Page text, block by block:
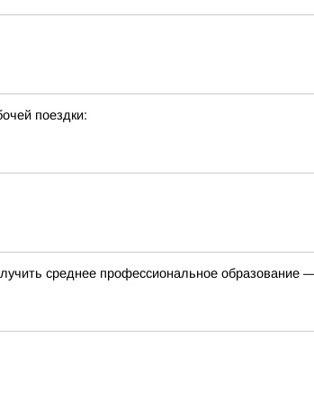
поездки:
среднее профессиональное